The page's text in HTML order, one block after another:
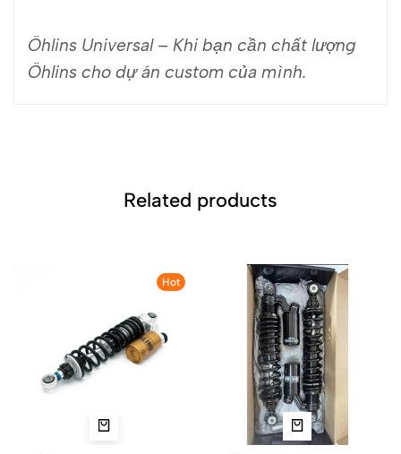
Öhlins Universal – Khi bạn cần chất lượng
Öhlins cho dự án custom của mình.
Related products
Hot